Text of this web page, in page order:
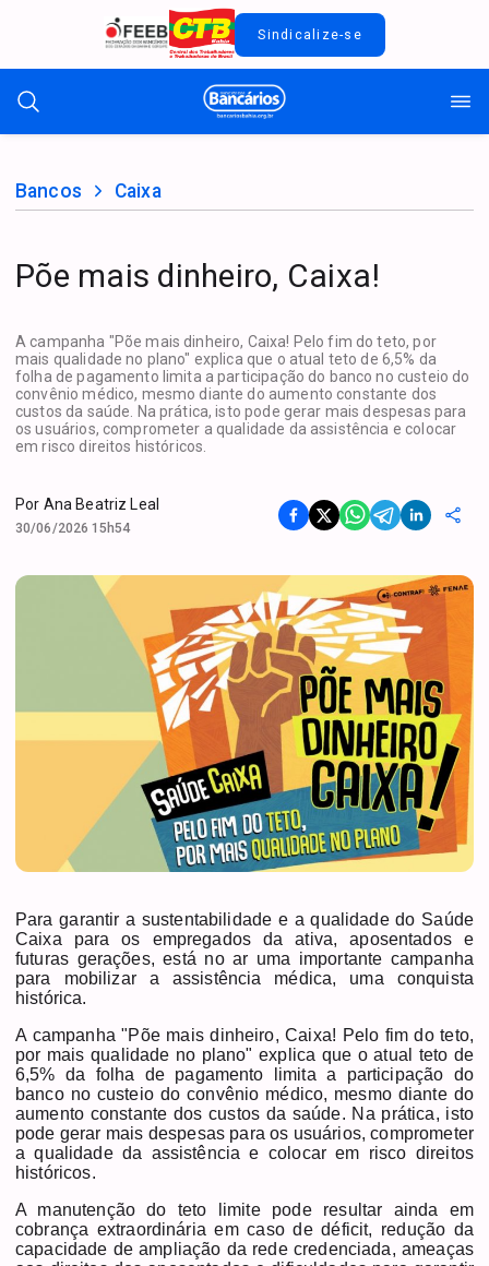
Sindicalize-se
Bancos Caixa
Põe mais dinheiro, Caixa!
A campanha "Põe mais dinheiro, Caixa! Pelo fim do teto, por
mais qualidade no plano" explica que o atual teto de 6,5% da
folha de pagamento limita a participação do banco no custeio do
convênio médico, mesmo diante do aumento constante dos
custos da saúde. Na prática, isto pode gerar mais despesas para
os usuários, comprometer a qualidade da assistência e colocar
em risco direitos históricos.
Por Ana Beatriz Leal
30/06/2026 15h54
Para garantir a sustentabilidade e a qualidade do Saúde
Caixa para os empregados da ativa, aposentados e
futuras gerações, está no ar uma importante campanha
para mobilizar a assistência médica, uma conquista
histórica.
A campanha "Põe mais dinheiro, Caixa! Pelo fim do teto,
por mais qualidade no plano" explica que o atual teto de
6,5% da folha de pagamento limita a participação do
banco no custeio do convênio médico, mesmo diante do
aumento constante dos custos da saúde. Na prática, isto
pode gerar mais despesas para os usuários, comprometer
a qualidade da assistência e colocar em risco direitos
históricos.
A manutenção do teto limite pode resultar ainda em
cobrança extraordinária em caso de déficit, redução da
capacidade de ampliação da rede credenciada, ameaças